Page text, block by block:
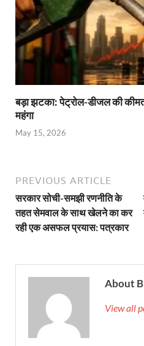
बड़ा झटका: पेट्रोल-डीजल की
महंगा
May 15, 2026
PREVIOUS ARTICLE
सरकार सोची-समझी रणनीति के
तहत सेमवाल के साथ खेलने का कर
रही एक असफल प्रयास: पत्रकार
About
View all